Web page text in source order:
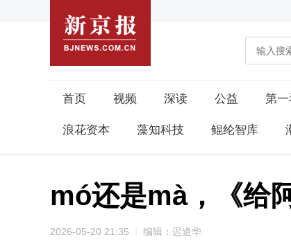
首页 视频 深读 公益 第
浪花资本 藻知科技 鲲纶智库
mó还是mà，《给
2026-05-20 21:35 编辑：迟道华